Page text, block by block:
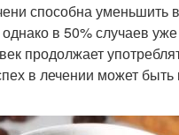
способна
в 50% случаев
продолжает
в лечении может